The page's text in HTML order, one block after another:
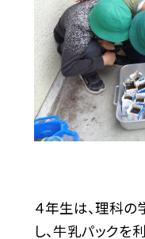
４年生は、理科の
し、牛乳パックを